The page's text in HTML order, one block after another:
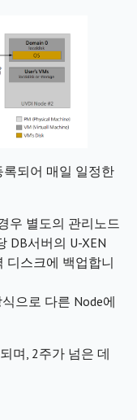
록되어 매일 일정한
우 별도의 관리노드
DB서버의 U-XEN
디스크에 백업합니
으로 다른 Node에
며, 2주가 넘은 데